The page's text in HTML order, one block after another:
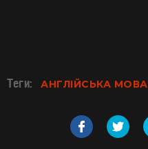
Теги: АНГЛІЙСЬКА МОВА